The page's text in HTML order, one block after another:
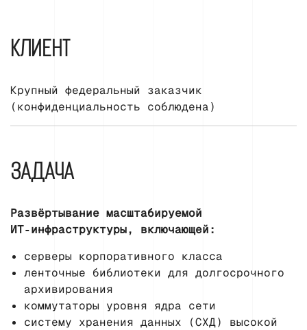
КЛИЕНТ
Крупный федеральный заказчик
(конфиденциальность соблюдена)
ЗАДАЧА
Развёртывание масштабируемой
ИТ‑инфраструктуры, включающей:
серверы корпоративного класса
ленточные библиотеки для долгосрочного
архивирования
коммутаторы уровня ядра сети
систему хранения данных (СХД) высокой